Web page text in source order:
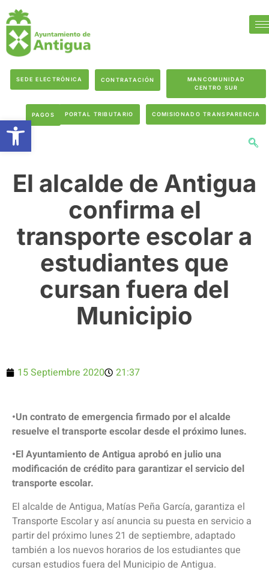
SEDE ELECTRÓNICA CONTRATACIÓN
MANCOMUNIDAD
CENTRO SUR
PAGOS PORTAL TRIBUTARIO COMISIONADO TRANSPARENCIA
El alcalde de Antigua
confirma el
transporte escolar a
estudiantes que
cursan fuera del
Municipio
15 Septiembre 2020 21:37
•Un contrato de emergencia firmado por el alcalde
resuelve el transporte escolar desde el próximo lunes.
•El Ayuntamiento de Antigua aprobó en julio una
modificación de crédito para garantizar el servicio del
transporte escolar.
El alcalde de Antigua, Matías Peña García, garantiza el
Transporte Escolar y así anuncia su puesta en servicio a
partir del próximo lunes 21 de septiembre, adaptado
también a los nuevos horarios de los estudiantes que
cursan estudios fuera del Municipio de Antigua.
Abrir barra de herramientas